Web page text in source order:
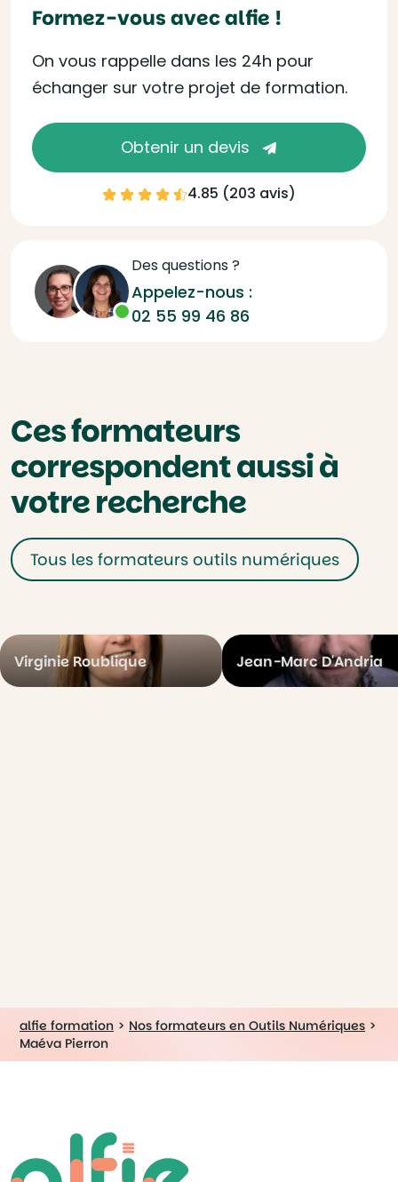
Formez-vous avec alfie !
On vous rappelle dans les 24h pour
échanger sur votre projet de formation.
Obtenir un devis
4.85 (203 avis)
Des questions ?
Appelez-nous :
02 55 99 46 86
Ces formateurs
correspondent aussi à
votre recherche
Tous les formateurs outils numériques
Virginie Roublique Jean-Marc D'Andria
alfie formation > Nos formateurs en Outils Numériques >
Maéva Pierron